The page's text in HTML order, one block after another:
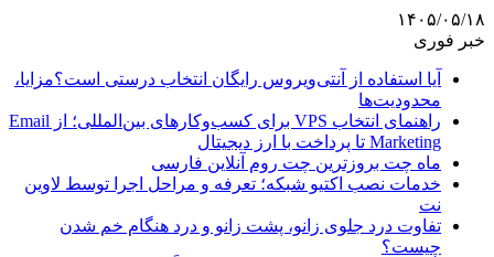
۱۴۰۵/۰۵/۱۸
خبر فوری
آیا استفاده از آنتی‌ویروس رایگان انتخاب درستی است؟مزایا،
محدودیت‌ها
راهنمای انتخاب VPS برای کسب‌وکارهای بین‌المللی؛ از Email
Marketing تا پرداخت با ارز دیجیتال
ماه چت بروزترین چت روم آنلاین فارسی
خدمات نصب اکتیو شبکه؛ تعرفه و مراحل اجرا توسط لاوین
نت
تفاوت درد جلوی زانو، پشت زانو و درد هنگام خم شدن
چیست؟